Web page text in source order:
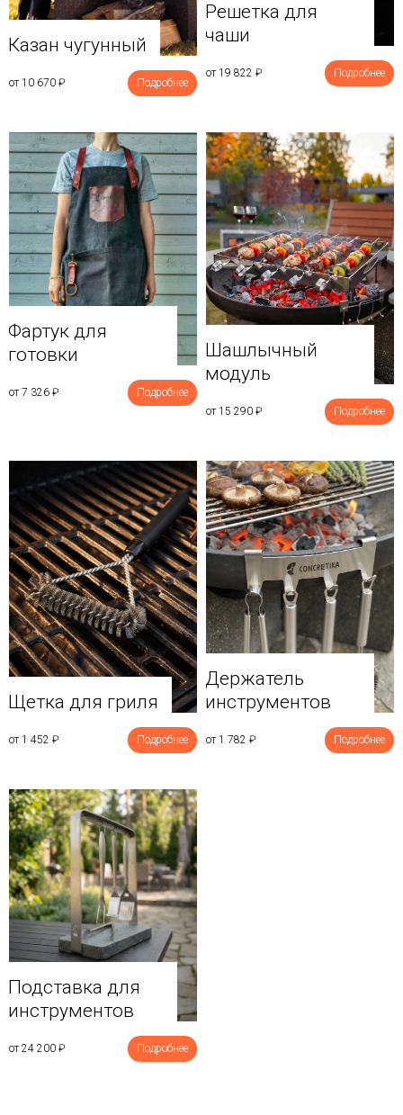
Казан чугунный
от 10 670 ₽ Подробнее
Решетка для
чаши
от 19 822 ₽ Подробнее
Фартук для
готовки
от 7 326 ₽ Подробнее
Шашлычный
модуль
от 15 290 ₽ Подробнее
Щетка для гриля
от 1 452 ₽ Подробнее
Держатель
инструментов
от 1 782 ₽ Подробнее
Подставка для
инструментов
от 24 200 ₽ Подробнее